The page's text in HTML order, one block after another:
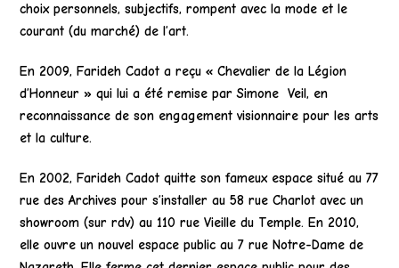
choix personnels, subjectifs, rompent avec la mode et le
courant (du marché) de l’art.
En 2009, Farideh Cadot a reçu « Chevalier de la Légion
d’Honneur » qui lui a été remise par Simone Veil, en
reconnaissance de son engagement visionnaire pour les arts
et la culture.
En 2002, Farideh Cadot quitte son fameux espace situé au 77
rue des Archives pour s’installer au 58 rue Charlot avec un
showroom (sur rdv) au 110 rue Vieille du Temple. En 2010,
elle ouvre un nouvel espace public au 7 rue Notre-Dame de